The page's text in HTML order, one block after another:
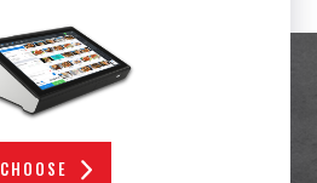
CHOOSE